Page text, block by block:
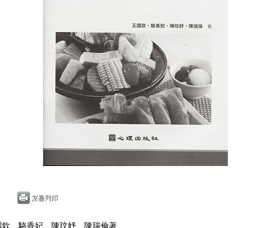
、駱香妃、陳玟妤、陳瑞倫著